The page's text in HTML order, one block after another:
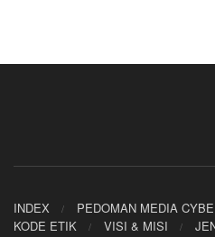
INDEX PEDOMAN MEDIA
KODE ETIK
VISI & MISI